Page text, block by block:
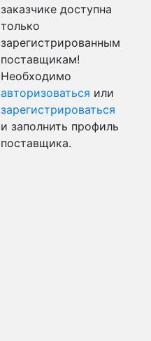
заказчике доступна
только
зарегистрированным
поставщикам!
Необходимо
авторизоваться или
зарегистрироваться
и заполнить профиль
поставщика.